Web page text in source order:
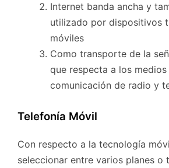
Internet banda ancha y
utilizado por dispositivos
móviles
Como transporte de la
que respecta a los medios
comunicación de radio y
Telefonía Móvil
Con respecto a la tecnología
seleccionar entre varios planes o